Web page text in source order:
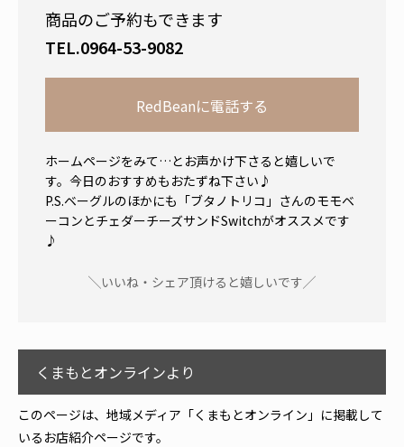
くまもとオンラインより
このページは、地域メディア「くまもとオンライン」に掲載して
いるお店紹介ページです。
商品のご予約もできます
TEL.0964-53-9082
RedBeanに電話する
ホームページをみて…とお声かけ下さると嬉しいで
す。今日のおすすめもおたずね下さい♪
P.S.ベーグルのほかにも「ブタノトリコ」さんのモモベ
ーコンとチェダーチーズサンドSwitchがオススメです
♪
╲いいね・シェア頂けると嬉しいです╱